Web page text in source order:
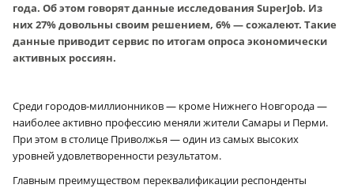
года. Об этом говорят данные исследования SuperJob. Из
них 27% довольны своим решением, 6% — сожалеют. Такие
данные приводит сервис по итогам опроса экономически
активных россиян.
Среди городов-миллионников — кроме Нижнего Новгорода —
наиболее активно профессию меняли жители Самары и Перми.
При этом в столице Приволжья — один из самых высоких
уровней удовлетворенности результатом.
Главным преимуществом переквалификации респонденты